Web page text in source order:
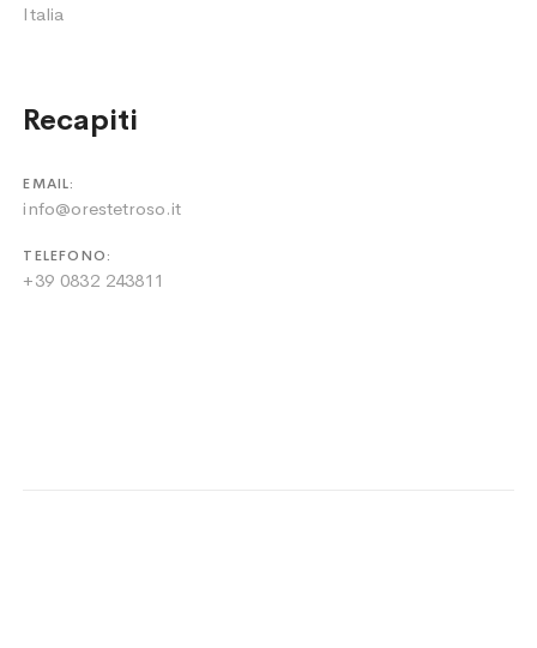
Italia
Recapiti
EMAIL:
info@orestetroso.it
TELEFONO:
+39 0832 243811